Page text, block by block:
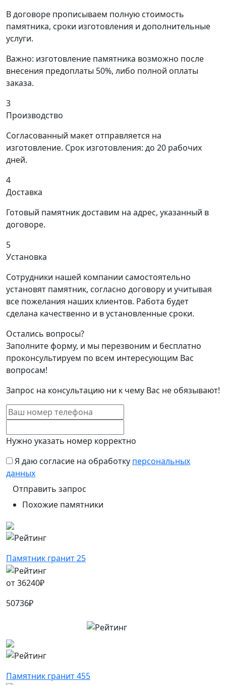
В договоре прописываем полную стоимость
памятника, сроки изготовления и дополнительные
услуги.
Важно: изготовление памятника возможно после
внесения предоплаты 50%, либо полной оплаты
заказа.
3
Производство
Согласованный макет отправляется на
изготовление. Срок изготовления: до 20 рабочих
дней.
4
Доставка
Готовый памятник доставим на адрес, указанный в
договоре.
5
Установка
Сотрудники нашей компании самостоятельно
установят памятник, согласно договору и учитывая
все пожелания наших клиентов. Работа будет
сделана качественно и в установленные сроки.
Остались вопросы?
Заполните форму, и мы перезвоним и бесплатно
проконсультируем по всем интересующим Вас
вопросам!
Запрос на консультацию ни к чему Вас не обязывают!
Нужно указать номер корректно
Я даю согласие на обработку персональных
данных
Похожие памятники
Памятник гранит 25
от36240₽
50736₽
Памятник гранит 455